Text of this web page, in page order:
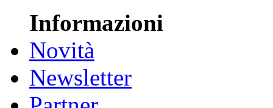
Informazioni
Novità
Newsletter